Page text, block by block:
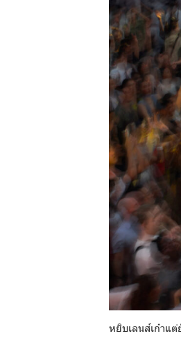
หยิบเลนส์เก๋าแ